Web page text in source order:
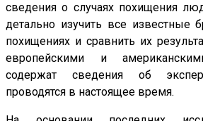
сведения о случаях похищения
детально изучить все известные
похищениях и сравнить их
европейскими и
содержат сведения об
проводятся в настоящее время.